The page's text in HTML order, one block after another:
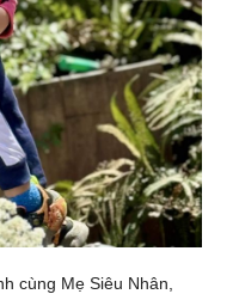
cùng Mẹ Siêu Nhân,